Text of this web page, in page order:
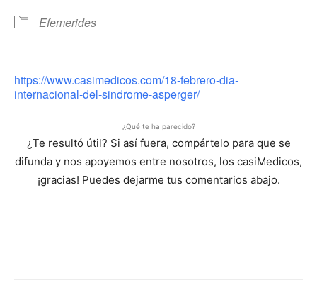
Efemerides
https://www.casimedicos.com/18-febrero-dia-
internacional-del-sindrome-asperger/
¿Qué te ha parecido?
¿Te resultó útil? Si así fuera, compártelo para que se
difunda y nos apoyemos entre nosotros, los casiMedicos,
¡gracias! Puedes dejarme tus comentarios abajo.